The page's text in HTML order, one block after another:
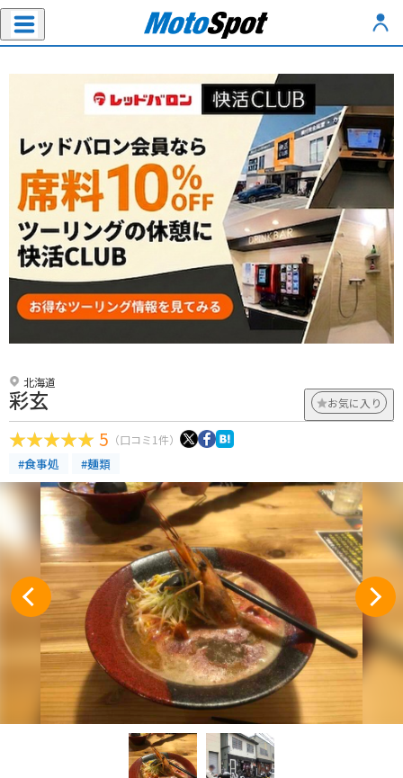
北海道
彩玄 お気に入り
5 （口コミ1件）
#食事処 #麺類